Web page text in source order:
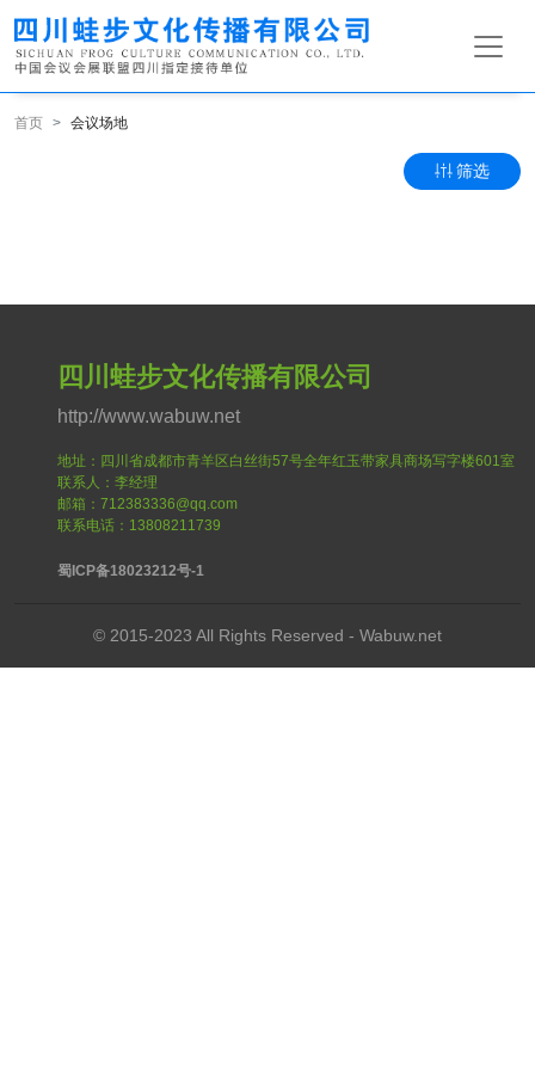
首页 会议场地
筛选
四川蛙步文化传播有限公司
http://www.wabuw.net
地址：四川省成都市青羊区白丝街57号全年红玉带家具商场写字楼601室
联系人：李经理
邮箱：712383336@qq.com
联系电话：13808211739
蜀ICP备18023212号-1
© 2015-2023 All Rights Reserved - Wabuw.net